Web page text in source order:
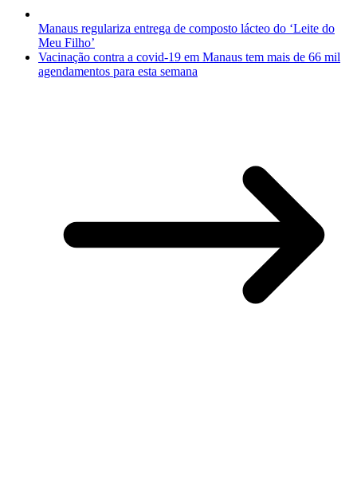
Manaus regulariza entrega de composto lácteo do ‘Leite do
Meu Filho’
Vacinação contra a covid-19 em Manaus tem mais de 66 mil
agendamentos para esta semana